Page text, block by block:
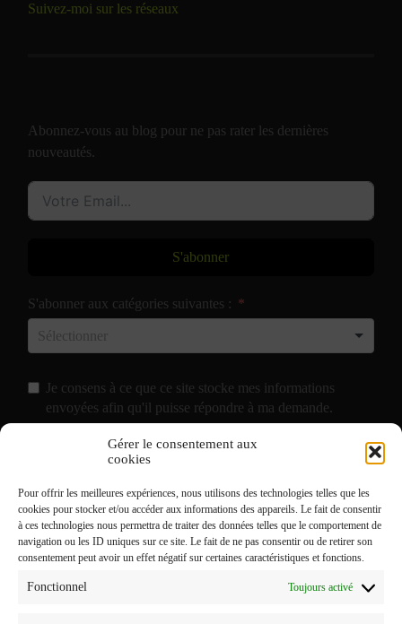
Gérer le consentement aux
cookies
Pour offrir les meilleures expériences, nous utilisons des technologies telles que les
cookies pour stocker et/ou accéder aux informations des appareils. Le fait de consentir
à ces technologies nous permettra de traiter des données telles que le comportement de
navigation ou les ID uniques sur ce site. Le fait de ne pas consentir ou de retirer son
consentement peut avoir un effet négatif sur certaines caractéristiques et fonctions.
Fonctionnel Toujours activé
Suivez-moi sur les réseaux
Abonnez-vous au blog pour ne pas rater les dernières
nouveautés.
S'abonner
S'abonner aux catégories suivantes :
Je consens à ce que ce site stocke mes informations
envoyées afin qu'il puisse répondre à ma demande.
J'accepte de recevoir vos e-mails et confirme avoir pris
Mentions Légales.